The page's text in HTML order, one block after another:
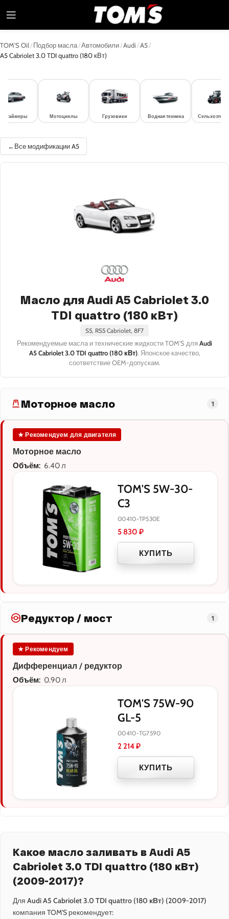
TOM'S Oil /Подбор масла/Автомобили/Audi /A5/
A5 Cabriolet 3.0 TDI quattro (180 кВт)
Мотоциклы Грузовики Водная техника
Все модификации A5
Масло для Audi A5 Cabriolet 3.0
TDI quattro (180 кВт)
S5, RS5 Cabriolet, 8F7
Рекомендуемые масла и технические жидкости TOM'S для Audi
A5 Cabriolet 3.0 TDI quattro (180 кВт). Японское качество,
соответствие OEM-допускам.
Моторное масло 1
★ Рекомендуем для двигателя
Моторное масло
Объём: 6.40 л
TOM'S 5W-30-
C3
00410-TP530E
5 830 ₽
КУПИТЬ
Редуктор / мост 1
★ Рекомендуем
Дифференциал / редуктор
Объём: 0.90 л
TOM'S 75W-90
GL-5
00410-TG7590
2 214₽
КУПИТЬ
Какое масло заливать в Audi A5
Cabriolet 3.0 TDI quattro (180 кВт)
(2009-2017)?
Для Audi A5 Cabriolet 3.0 TDI quattro (180 кВт) (2009-2017)
компания TOM'S рекомендует: